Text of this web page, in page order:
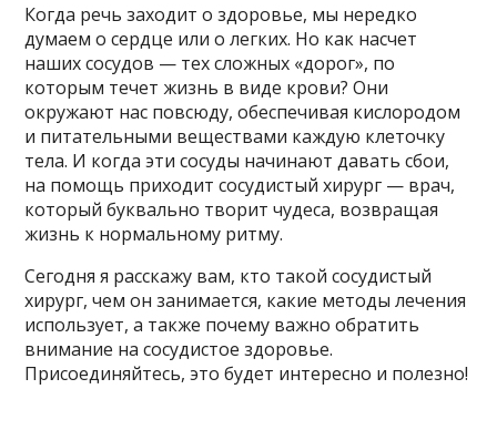
Когда речь заходит о здоровье, мы нередко
думаем о сердце или о легких. Но как насчет
наших сосудов — тех сложных «дорог», по
которым течет жизнь в виде крови? Они
окружают нас повсюду, обеспечивая кислородом
и питательными веществами каждую клеточку
тела. И когда эти сосуды начинают давать сбои,
на помощь приходит сосудистый хирург — врач,
который буквально творит чудеса, возвращая
жизнь к нормальному ритму.
Сегодня я расскажу вам, кто такой сосудистый
хирург, чем он занимается, какие методы лечения
использует, а также почему важно обратить
внимание на сосудистое здоровье.
Присоединяйтесь, это будет интересно и полезно!